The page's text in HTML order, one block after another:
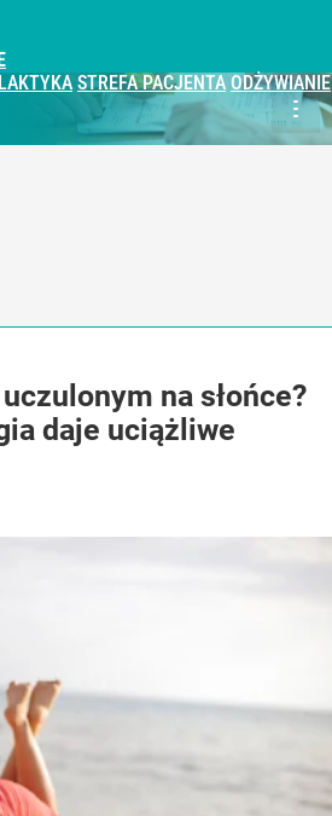
STREFA PACJENTA ODŻYWIANIE
na słońce?
daje uciążliwe